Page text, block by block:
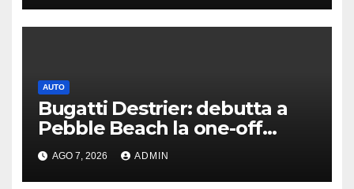
AUTO
Bugatti Destrier: debutta a
Pebble Beach la one-off
derivata dalla Bolide
AGO 7, 2026 ADMIN